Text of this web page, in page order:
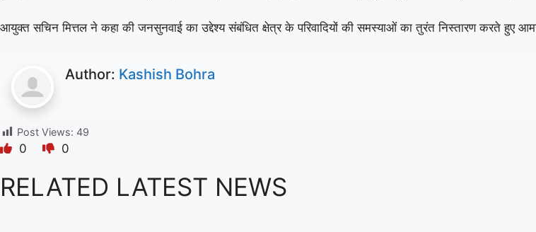
आयुक्त सचिन मित्तल ने कहा की जनसुनवाई का उद्देश्य संबंधित क्षेत्र के परिवादियों की समस्याओं का तुरंत निस्तारण करते हुए
Author: Kashish Bohra
Post Views: 49
0 0
RELATED LATEST NEWS